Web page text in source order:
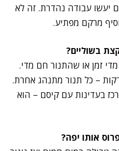
יעשו עבודה נהדרת. זה לא
מרקם מפתיע.
זמן או שהתנור חם מדי.
לבדוק כבר אחרי 50 דקות – כל תנור מתנהג אחרת.
בעדינות עם קיסם – הוא